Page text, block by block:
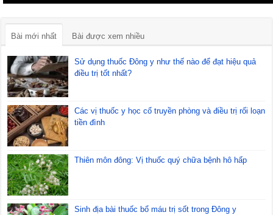
Bài mới nhất Bài được xem nhiều
Sử dụng thuốc Đông y như thế nào để đạt hiệu quả
điều trị tốt nhất?
Các vị thuốc y học cổ truyền phòng và điều trị rối loạn
tiền đình
Thiên môn đông: Vị thuốc quý chữa bệnh hô hấp
Sinh địa bài thuốc bổ máu trị sốt trong Đông y